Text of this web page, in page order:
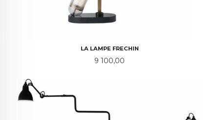
LA LAMPE FRECHIN
Pris
9 100,00